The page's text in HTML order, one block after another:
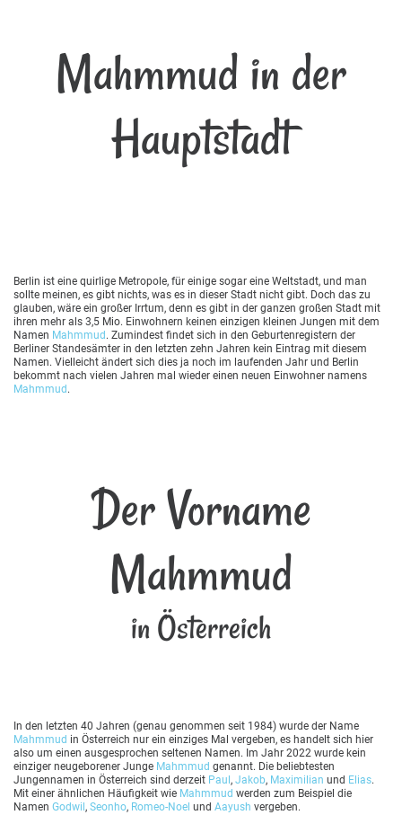
Mahmmud in der
Hauptstadt
Berlin ist eine quirlige Metropole, für einige sogar eine Weltstadt, und man
sollte meinen, es gibt nichts, was es in dieser Stadt nicht gibt. Doch das zu
glauben, wäre ein großer Irrtum, denn es gibt in der ganzen großen Stadt mit
ihren mehr als 3,5 Mio. Einwohnern keinen einzigen kleinen Jungen mit dem
Namen Mahmmud . Zumindest findet sich in den Geburtenregistern der
Berliner Standesämter in den letzten zehn Jahren kein Eintrag mit diesem
Namen. Vielleicht ändert sich dies ja noch im laufenden Jahr und Berlin
bekommt nach vielen Jahren mal wieder einen neuen Einwohner namens
Mahmmud .
Der Vorname
Mahmmud
in Österreich
In den letzten 40 Jahren (genau genommen seit 1984) wurde der Name
Mahmmud in Österreich nur ein einziges Mal vergeben, es handelt sich hier
also um einen ausgesprochen seltenen Namen. Im Jahr 2022 wurde kein
einziger neugeborener Junge Mahmmud genannt. Die beliebtesten
Jungennamen in Österreich sind derzeit Paul , Jakob, Maximilian und Elias.
Mit einer ähnlichen Häufigkeit wie Mahmmud werden zum Beispiel die
Namen Godwil , Seonho, Romeo-Noel und Aayush vergeben.